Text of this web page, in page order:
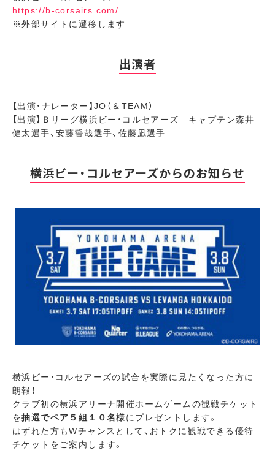
https://b-corsairs.com/
※外部サイトに遷移します
出演者
【出演・ナレーター】JO（＆TEAM）
【出演】Ｂリーグ横浜ビー・コルセアーズ キャプテン森井
健太選手、安藤誓哉選手、佐藤凪選手
横浜ビー・コルセアーズからのお知らせ
横浜ビー・コルセアーズの試合を実際に見たくなった方に
朗報！
クラブ初の横浜アリーナ開催ホームゲームの観戦チケット
を抽選でペア５組１０名様にプレゼントします。
はずれた方もWチャンスとして、おトクに観戦できる優待
チケットをご案内します。